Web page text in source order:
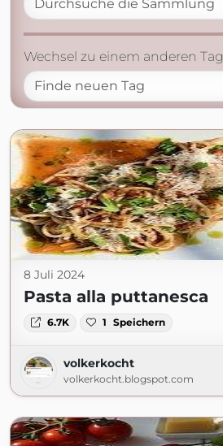
Wechsel zu einem anderen Tag
8 Juli 2024
Pasta alla puttanesca
6.7K 1 Speichern
volkerkocht
volkerkocht.blogspot.com